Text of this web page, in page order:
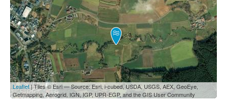
Leaflet| Tiles © Esri — Source: Esri, i-cubed, USDA, USGS, AEX, GeoEye,
Getmapping, Aerogrid, IGN, IGP, UPR-EGP, and the GIS User Community